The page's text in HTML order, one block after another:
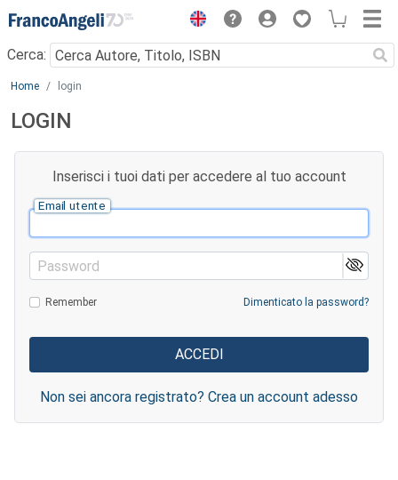
Menu
Cerca:
Main content
Home login
LOGIN
Inserisci i tuoi dati per accedere al tuo account
Email utente
Password
Remember Dimenticato la password?
Non sei ancora registrato? Crea un account adesso